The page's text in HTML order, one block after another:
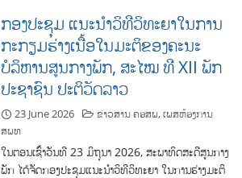
ກອງປະຊຸມ ແນະນໍາວິທີວິທະຍາໃນການ
ກະກຽມຮ່າງເນື້ອໃນມະຕິຂອງຄະນະ
ບໍລິຫານສູນກາງພັກ, ສະໄໝ ທີ XII ພັກ
ປະຊາຊົນ ປະຕິວັດລາວ
23 June 2026 ຂ່າວສານ ຄອສພ,ເພສຫ້ອງການ
ສພທ
ໃນຕອນເຊົ້າວັນທີ 23 ມິຖຸນາ 2026, ສະພາທິດສະດີສູນກາງ
ພັກ ໄດ້ຈັດກອງປະຊຸມແນະນໍາວິທີວິທະຍາ ໃນການຮ່າງມະຕິ